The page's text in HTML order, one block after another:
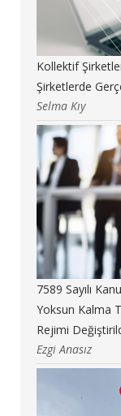
Kollektif
Şirketlerde
Selma Kıy
7589 Sayılı
Yoksun Kalma
Rejimi
Ezgi Anasız